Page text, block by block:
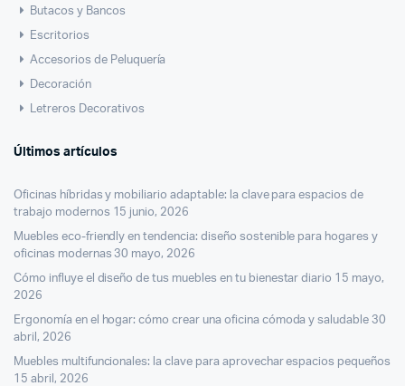
Butacos y Bancos
Escritorios
Accesorios de Peluquería
Decoración
Letreros Decorativos
Últimos artículos
Oficinas híbridas y mobiliario adaptable: la clave para espacios de
trabajo modernos 15 junio, 2026
Muebles eco-friendly en tendencia: diseño sostenible para hogares y
oficinas modernas 30 mayo, 2026
Cómo influye el diseño de tus muebles en tu bienestar diario 15 mayo,
2026
Ergonomía en el hogar: cómo crear una oficina cómoda y saludable 30
abril, 2026
Muebles multifuncionales: la clave para aprovechar espacios pequeños
15 abril, 2026